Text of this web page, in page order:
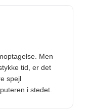
Men
tid, er det
spejl
i stedet.